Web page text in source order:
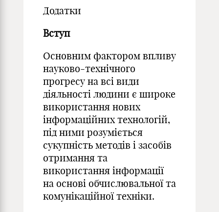
Додатки
Вступ
Основним фактором впливу
науково-технічного
прогресу на всі види
діяльності людини є широке
використання нових
інформаційних технологій,
під ними розуміється
сукупність методів і засобів
отримання та
використання інформації
на основі обчислювальної та
комунікаційної техніки.